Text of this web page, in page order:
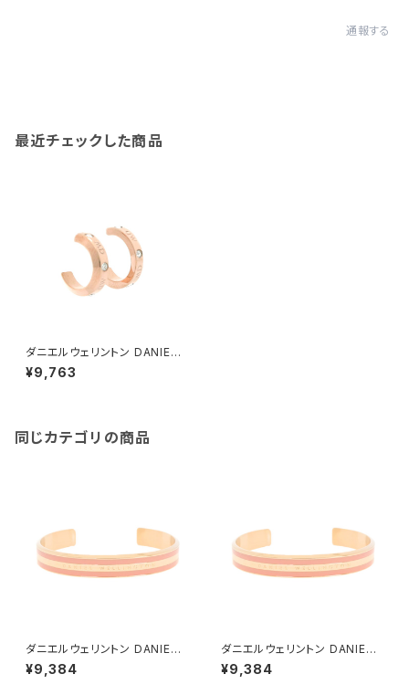
通報する
最近チェックした商品
ダニエルウェリントン DANIEL
WELLINGTON CLASSIC LU
MINE イヤリング DW004003
¥9,763
同じカテゴリの商品
ダニエルウェリントン DANIEL
WELLINGTON バングル ブレ
スレット レディース DW00400
¥9,384
ダニエルウェリントン DANIEL
WELLINGTON バングル ブレ
スレット レディース DW00400
¥9,384